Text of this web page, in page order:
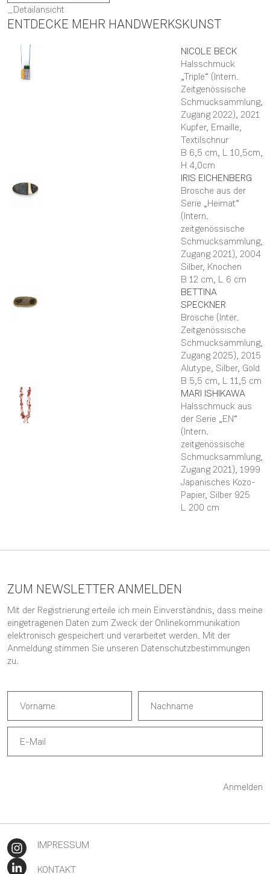
Detailansicht
ENTDECKE MEHR HANDWERKSKUNST
NICOLE BECK
Halsschmuck
„Triple“ (Intern.
Zeitgenössische
Schmucksammlung,
Zugang 2022), 2021
Kupfer, Emaille,
Textilschnur
B 6,5 cm, L 10,5cm,
H 4,0cm
IRIS EICHENBERG
Brosche aus der
Serie „Heimat“
(Intern.
zeitgenössische
Schmucksammlung,
Zugang 2021), 2004
Silber, Knochen
B 12 cm, L 6 cm
BETTINA
SPECKNER
Brosche (Inter.
Zeitgenössische
Schmucksammlung,
Zugang 2025), 2015
Alutype, Silber, Gold
B 5,5 cm, L 11,5 cm
MARI ISHIKAWA
Halsschmuck aus
der Serie „EN“
(Intern.
zeitgenössische
Schmucksammlung,
Zugang 2021), 1999
Japanisches Kozo-
Papier, Silber 925
L 200 cm
ZUM NEWSLETTER ANMELDEN
Mit der Registrierung erteile ich mein Einverständnis, dass meine
eingetragenen Daten zum Zweck der Onlinekommunikation
elektronisch gespeichert und verarbeitet werden. Mit der
Anmeldung stimmen Sie unseren Datenschutzbestimmungen
zu.
Anmelden
IMPRESSUM
KONTAKT